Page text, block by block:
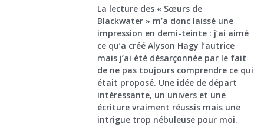
La lecture des « Sœurs de
Blackwater » m’a donc laissé une
impression en demi-teinte : j’ai aimé
ce qu’a créé Alyson Hagy l’autrice
mais j’ai été désarçonnée par le fait
de ne pas toujours comprendre ce qui
était proposé. Une idée de départ
intéressante, un univers et une
écriture vraiment réussis mais une
intrigue trop nébuleuse pour moi.